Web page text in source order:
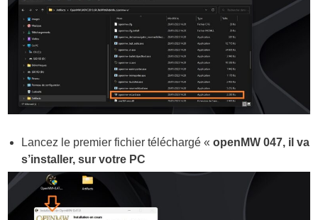
Lancez le premier fichier téléchargé «openMW 047, il va
s’installer, sur votre PC